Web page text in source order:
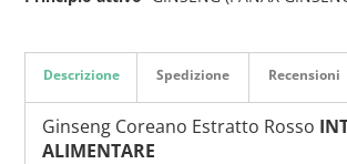
Descrizione
Ginseng Coreano Estratto Rosso
ALIMENTARE
Spedizione Recensioni